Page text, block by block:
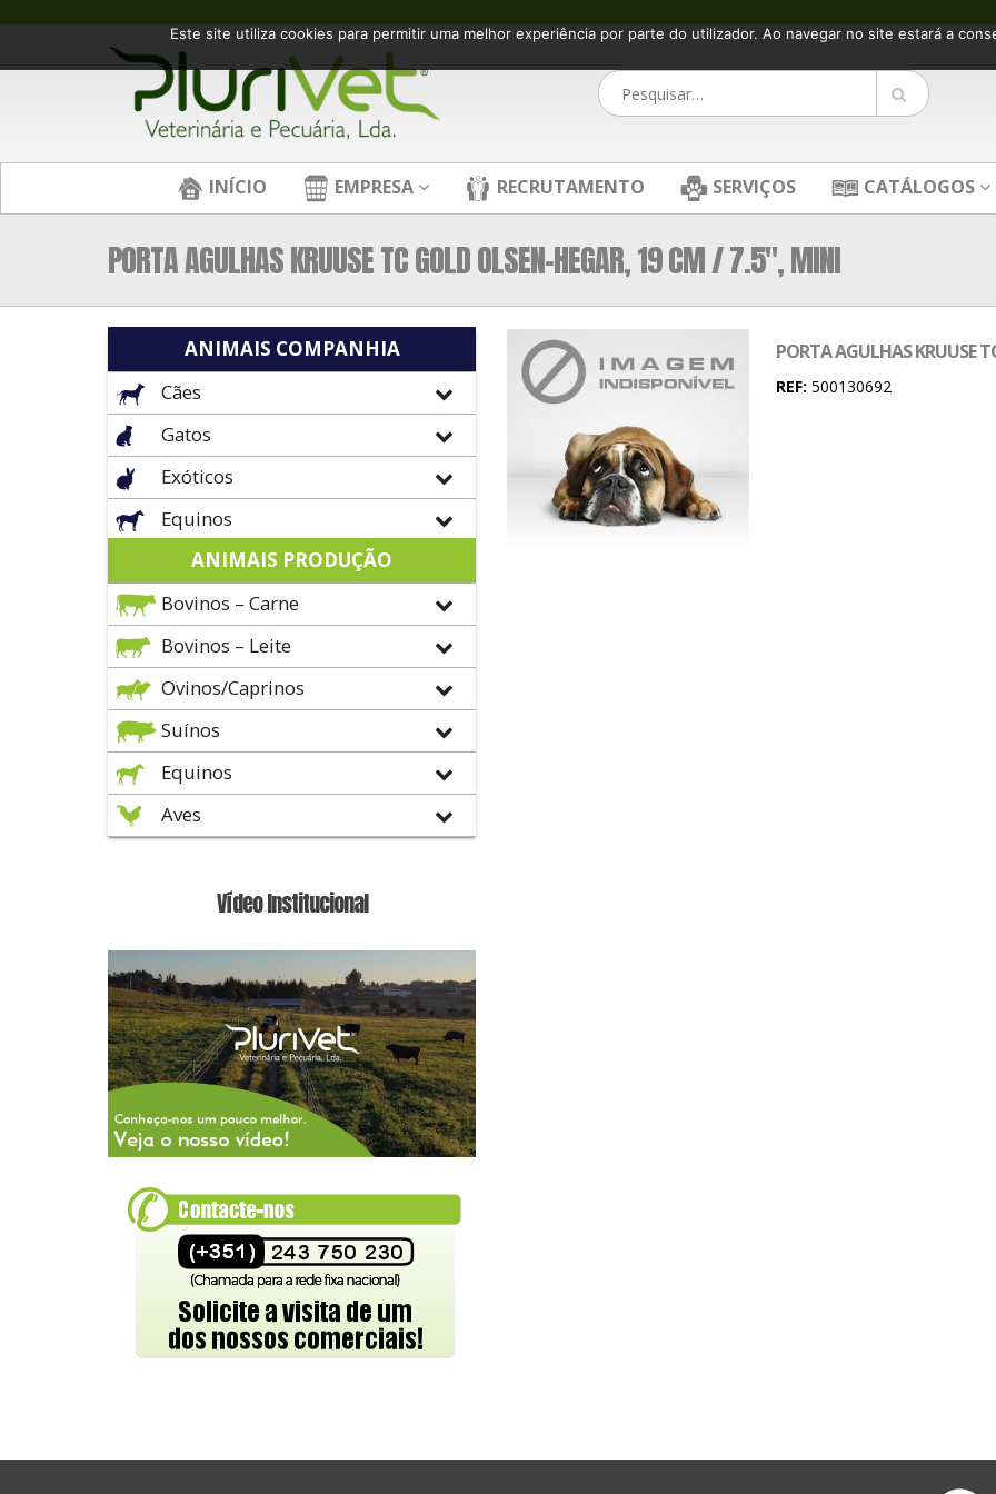
INÍCIO EMPRESA RECRUTAMENTO SERVIÇOS CATÁLOGOS
PORTA AGULHAS KRUUSE TC GOLD OLSEN-HEGAR, 19 CM / 7.5″, MINI
PORTA AGULHAS KRUUSE
REF: 500130692
ANIMAIS COMPANHIA
Cães
Gatos
Exóticos
Equinos
ANIMAIS PRODUÇÃO
Bovinos – Carne
Bovinos – Leite
Ovinos/Caprinos
Suínos
Equinos
Aves
Vídeo Institucional
Este site utiliza cookies para permitir uma melhor experiência por parte do utilizador. Ao navegar no site estará a